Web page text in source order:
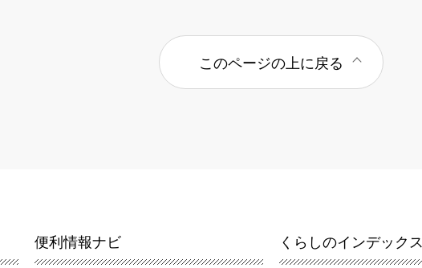
このページの上に戻る
便利情報ナビ くらしのインデックス